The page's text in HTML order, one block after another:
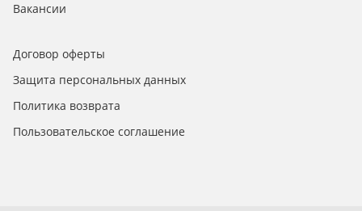
Вакансии
Договор оферты
Защита персональных данных
Политика возврата
Пользовательское соглашение